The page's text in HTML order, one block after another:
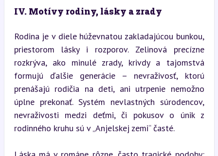
IV. Motívy rodiny, lásky a zrady
Rodina je v diele húževnatou zakladajúcou bunkou,
priestorom lásky i rozporov. Zelinová precízne
rozkrýva, ako minulé zrady, krivdy a tajomstvá
formujú ďalšie generácie – nevraživosť, ktorú
prenášajú rodičia na deti, ani utrpenie nemožno
úplne prekonať. Systém nevlastných súrodencov,
nevraživosti medzi deťmi, či pokusov o únik z
rodinného kruhu sú v „Anjelskej zemi“ časté.